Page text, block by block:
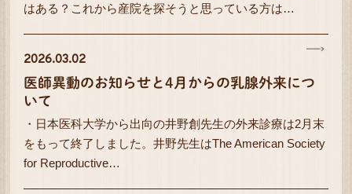
はある？これから産院を探そうと思っている方は…
2026.03.02
医師異動のお知らせと4月からの乳腺外来につ
いて
・日本医科大学から出向の井野創先生の外来診療は2月末
をもって終了しました。井野先生はThe American Society
for Reproductive…